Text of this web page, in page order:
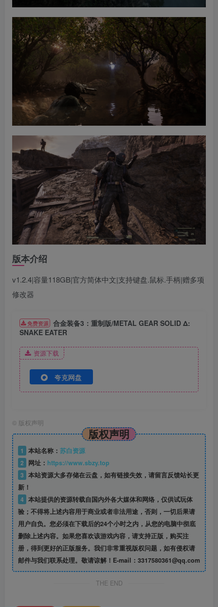
版本介绍
v1.2.4|容量118GB|官方简体中文|支持键盘.鼠标.手柄|赠多项
修改器
免费资源 合金装备3：重制版/METAL GEAR SOLID Δ:
SNAKE EATER
资源下载
夸克网盘
© 版权声明
版权声明
1 本站名称： 苏白资源
2
网址： https://www.sbzy.top
3 本站资源大多存储在云盘，如有链接失效，请留言反馈站长更
新！
4 本站提供的资源转载自国内外各大媒体和网络，仅供试玩体
验；不得将上述内容用于商业或者非法用途，否则，一切后果请
用户自负。您必须在下载后的24个小时之内，从您的电脑中彻底
删除上述内容。如果您喜欢该游戏内容，请支持正版，购买注
册，得到更好的正版服务。我们非常重视版权问题，如有侵权请
邮件与我们联系处理。敬请谅解！E-mail：3317580361@qq.com
THE END